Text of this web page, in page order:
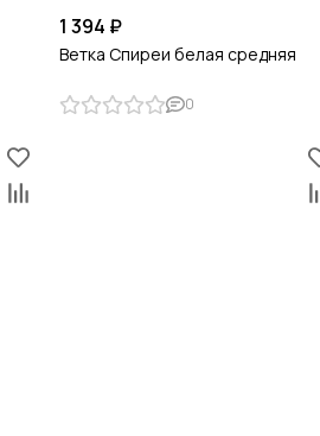
1 394 ₽
Ветка Спиреи белая средняя
0